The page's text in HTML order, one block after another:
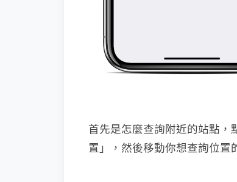
首先是怎麼查詢附近的站點，
置」，然後移動你想查詢位置